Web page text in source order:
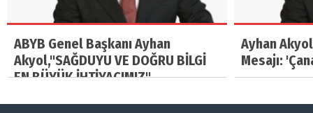
ABYB Genel Başkanı Ayhan
Akyol,"SAĞDUYU VE DOĞRU BİLGİ
EN BÜYÜK İHTİYACIMIZ"
Ayhan
Mesajı: